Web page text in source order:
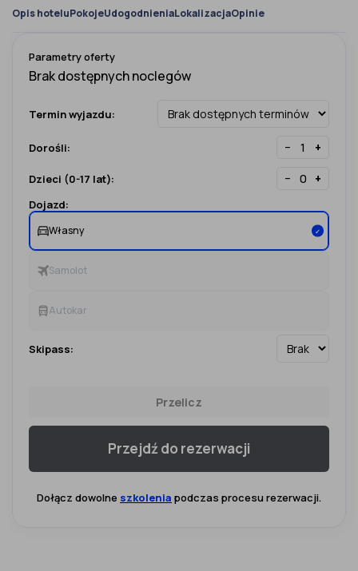
Opis hoteluPokojeUdogodnieniaLokalizacjaOpinie
Parametry oferty
Termin wyjazdu:
Dorośli: − +
Dzieci (0-17 lat): − +
Dojazd:
Własny ✓
Samolot
Autokar
Skipass:
Przelicz
Przejdź do rezerwacji
Dołącz dowolne szkolenia podczas procesu rezerwacji.